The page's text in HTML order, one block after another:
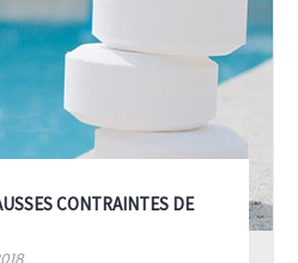
CONTRAINTES DE